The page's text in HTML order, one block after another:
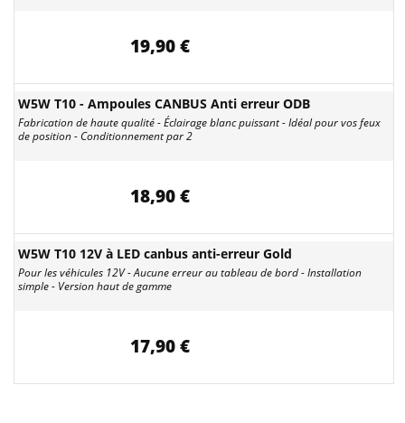
19,90 €
W5W T10 - Ampoules CANBUS Anti erreur ODB
Fabrication de haute qualité - Éclairage blanc puissant - Idéal pour vos feux
de position - Conditionnement par 2
18,90 €
W5W T10 12V à LED canbus anti-erreur Gold
Pour les véhicules 12V - Aucune erreur au tableau de bord - Installation
simple - Version haut de gamme
17,90 €